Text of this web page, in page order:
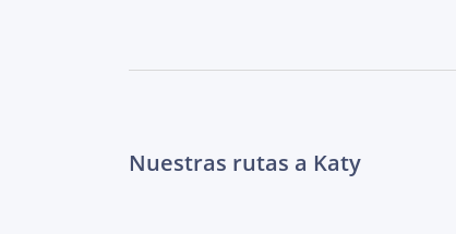
Nuestras rutas a Katy